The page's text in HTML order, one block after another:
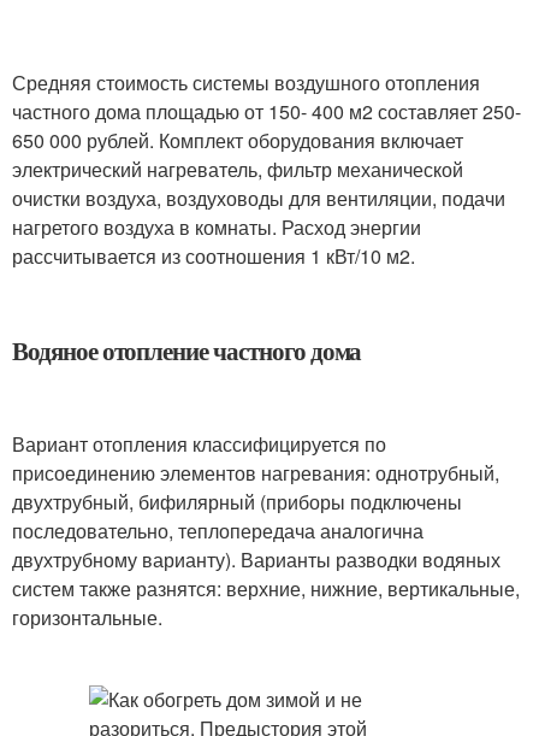
Средняя стоимость системы воздушного отопления
частного дома площадью от 150- 400 м2 составляет 250-
650 000 рублей. Комплект оборудования включает
электрический нагреватель, фильтр механической
очистки воздуха, воздуховоды для вентиляции, подачи
нагретого воздуха в комнаты. Расход энергии
рассчитывается из соотношения 1 кВт/10 м2.
Водяное отопление частного дома
Вариант отопления классифицируется по
присоединению элементов нагревания: однотрубный,
двухтрубный, бифилярный (приборы подключены
последовательно, теплопередача аналогична
двухтрубному варианту). Варианты разводки водяных
систем также разнятся: верхние, нижние, вертикальные,
горизонтальные.